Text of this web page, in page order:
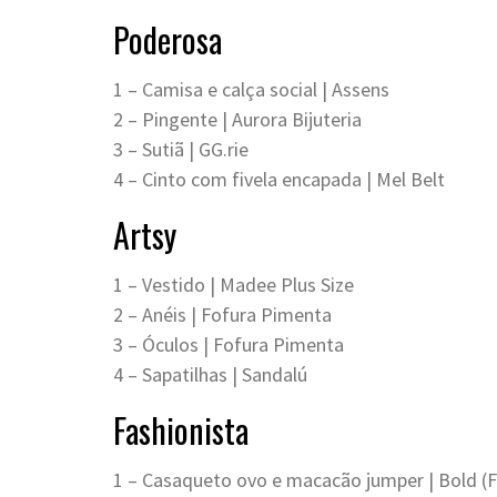
Poderosa
1 – Camisa e calça social | Assens
2 – Pingente | Aurora Bijuteria
3 – Sutiã | GG.rie
4 – Cinto com fivela encapada | Mel Belt
Artsy
1 – Vestido | Madee Plus Size
2 – Anéis | Fofura Pimenta
3 – Óculos | Fofura Pimenta
4 – Sapatilhas | Sandalú
Fashionista
1 – Casaqueto ovo e macacão jumper | Bold